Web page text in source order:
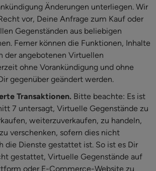
Änderungen unterliegen. Wir
vor, Deine Anfrage zum Kauf oder
Gegenständen aus beliebigen
Ferner können die Funktionen, Inhalte
der angebotenen Virtuellen
ohne Vorankündigung und ohne
gegenüber geändert werden.
Transaktionen. Bitte beachte: Es ist
7 untersagt, Virtuelle Gegenstände zu
weiterzuverkaufen, zu handeln,
verschenken, sofern dies nicht
die Dienste gestattet ist. So ist es Dir
gestattet, Virtuelle Gegenstände auf
oder E-Commerce-Website zu